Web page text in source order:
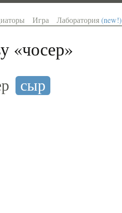
Игра Лаборатория(new!)
«чосер»
сыр